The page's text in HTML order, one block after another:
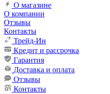
О магазине
О компании
Отзывы
Контакты
Трейд-Ин
Кредит и рассрочка
Гарантия
Доставка и оплата
Отзывы
Контакты